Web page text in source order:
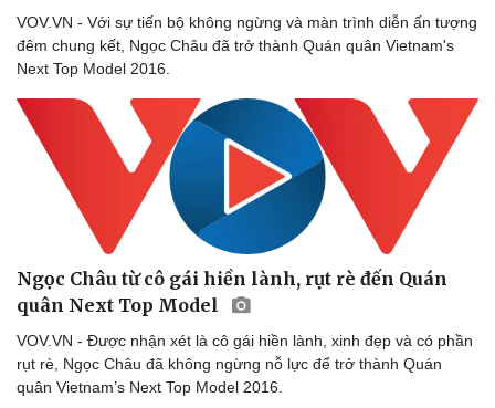
Doanh nhân
Vì cộng đồng
Trải nghiệm
Chuyển đổi số
VOV.VN - Với sự tiến bộ không ngừng và màn trình diễn ấn tượng
đêm chung kết, Ngọc Châu đã trở thành Quán quân Vietnam's
Next Top Model 2016.
Ngọc Châu từ cô gái hiền lành, rụt rè đến Quán
quân Next Top Model
VOV.VN - Được nhận xét là cô gái hiền lành, xinh đẹp và có phần
rụt rè, Ngọc Châu đã không ngừng nỗ lực để trở thành Quán
quân Vietnam’s Next Top Model 2016.